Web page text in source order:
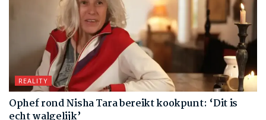
REALITY
Ophef rond Nisha Tara bereikt kookpunt: ‘Dit is